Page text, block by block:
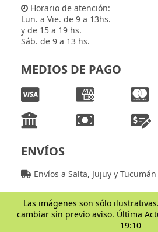
Horario de atención:
Lun. a Vie. de 9 a 13hs.
y de 15 a 19 hs.
Sáb. de 9 a 13 hs.
MEDIOS DE PAGO
ENVÍOS
Envíos a Salta, Jujuy y Tucumán
Las imágenes son sólo
cambiar sin previo aviso. Última
19:10